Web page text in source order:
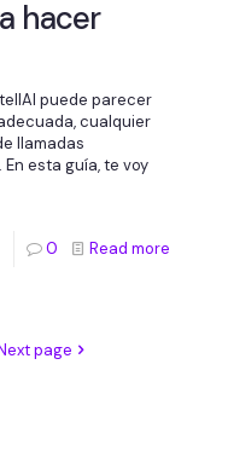
hacer
puede parecer
cualquier
llamadas
esta guía, te voy
0 Read more
page